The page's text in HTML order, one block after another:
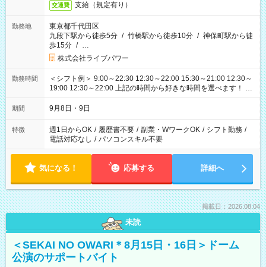
交通費 支給（規定有り）
勤務地
東京都千代田区
九段下駅から徒歩5分 / 竹橋駅から徒歩10分 / 神保町駅から徒
歩15分 / …
株式会社ライブパワー
勤務時間
＜シフト例＞ 9:00～22:30 12:30～22:00 15:30～21:00 12:30～
19:00 12:30～22:00 上記の時間から好きな時間を選べます！ ※
時間は変更となる可能性があります
期間 9月8日・9日
特徴 週1日からOK / 履歴書不要 / 副業・WワークOK / シフト勤務 /
電話対応なし / パソコンスキル不要
気になる！ 応募する 詳細へ
掲載日：2026.08.04
未読
＜SEKAI NO OWARI＊8月15日・16日＞ドーム
公演のサポートバイト